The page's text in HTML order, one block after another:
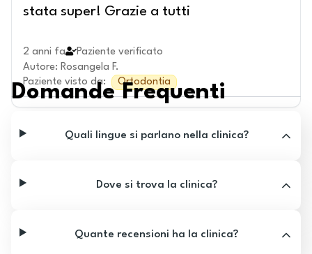
stata super! Grazie a tutti
2 anni fa
Paziente verificato
Autore: Rosangela F.
Paziente visto da: Ortodontia
Domande Frequenti
Quali lingue si parlano nella clinica?
Dove si trova la clinica?
Quante recensioni ha la clinica?